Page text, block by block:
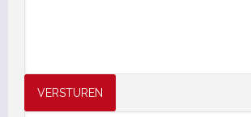
VERSTUREN